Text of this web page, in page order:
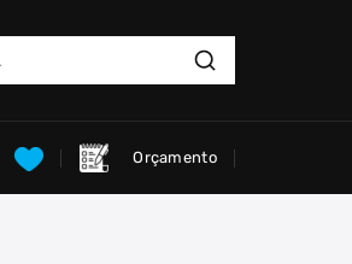
Search
Orçamento